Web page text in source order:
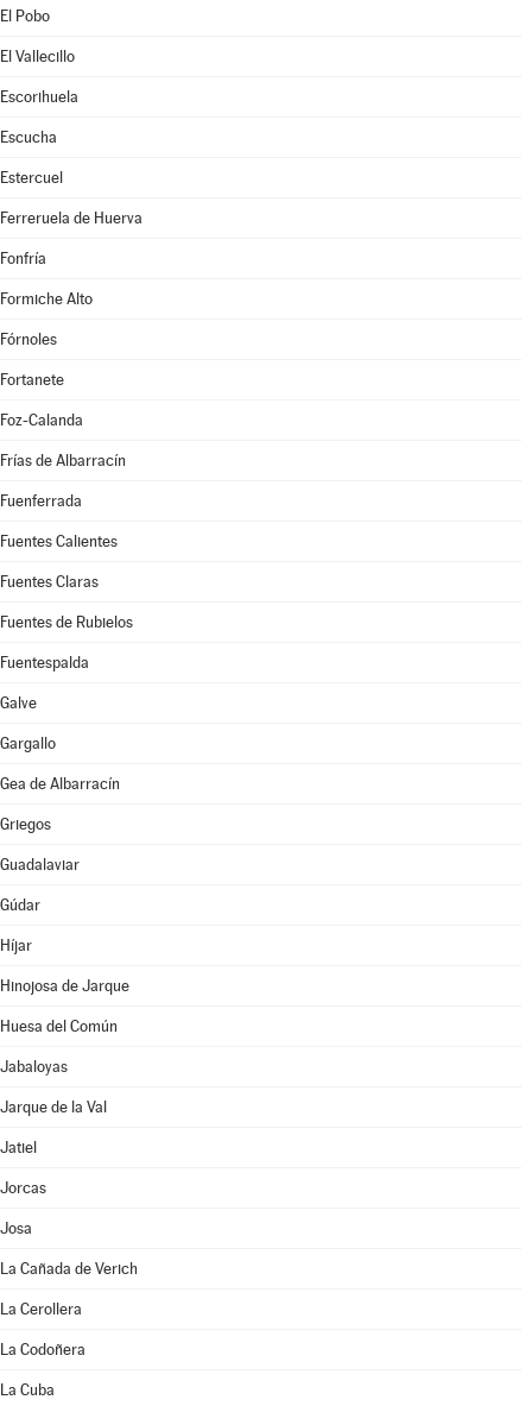
El Pobo
El Vallecillo
Escorihuela
Escucha
Estercuel
Ferreruela de Huerva
Fonfría
Formiche Alto
Fórnoles
Fortanete
Foz-Calanda
Frías de Albarracín
Fuenferrada
Fuentes Calientes
Fuentes Claras
Fuentes de Rubielos
Fuentespalda
Galve
Gargallo
Gea de Albarracín
Griegos
Guadalaviar
Gúdar
Híjar
Hinojosa de Jarque
Huesa del Común
Jabaloyas
Jarque de la Val
Jatiel
Jorcas
Josa
La Cañada de Verich
La Cerollera
La Codoñera
La Cuba